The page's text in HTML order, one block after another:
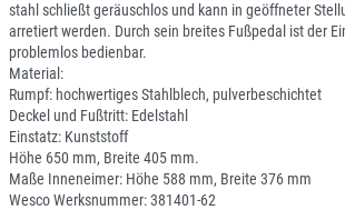
stahl schließt geräuschlos und kann in geöffneter
arretiert werden. Durch sein breites Fußpedal ist der
problemlos bedienbar.
Material:
Rumpf: hochwertiges Stahlblech, pulverbeschichtet
Deckel und Fußtritt: Edelstahl
Einstatz: Kunststoff
Höhe 650 mm, Breite 405 mm.
Maße Inneneimer: Höhe 588 mm, Breite 376 mm
Wesco Werksnummer: 381401-62